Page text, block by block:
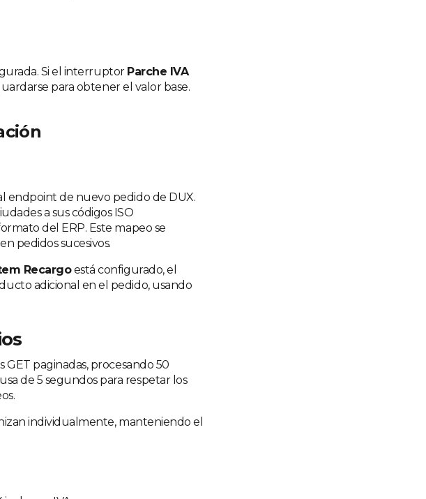
Si el interruptor Parche IVA
para obtener el valor base.
endpoint de nuevo pedido de DUX.
a sus códigos ISO
del ERP. Este mapeo se
pedidos sucesivos.
Recargoestá configurado, el
adicional en el pedido, usando
paginadas, procesando 50
de 5 segundos para respetar los
individualmente, manteniendo el